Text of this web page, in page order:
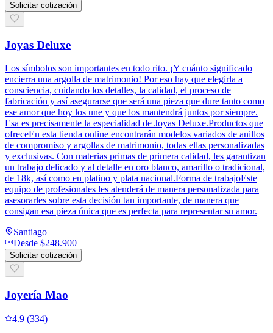
Solicitar cotización
Joyas Deluxe
Los símbolos son importantes en todo rito. ¡Y cuánto significado
encierra una argolla de matrimonio! Por eso hay que elegirla a
consciencia, cuidando los detalles, la calidad, el proceso de
fabricación y así asegurarse que será una pieza que dure tanto como
ese amor que hoy los une y que los mantendrá juntos por siempre.
Esa es precisamente la especialidad de Joyas Deluxe.Productos que
ofreceEn esta tienda online encontrarán modelos variados de anillos
de compromiso y argollas de matrimonio, todas ellas personalizadas
y exclusivas. Con materias primas de primera calidad, les garantizan
un trabajo delicado y al detalle en oro blanco, amarillo o tradicional,
de 18k, así como en platino y plata nacional.Forma de trabajoEste
equipo de profesionales les atenderá de manera personalizada para
asesorarles sobre esta decisión tan importante, de manera que
consigan esa pieza única que es perfecta para representar su amor.
Santiago
Desde $248.900
Solicitar cotización
Joyería Mao
4.9 (334)